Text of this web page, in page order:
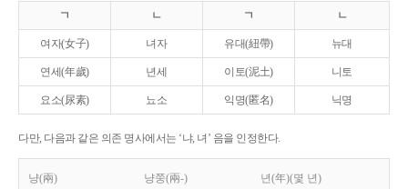
ㄱ ㄴ ㄱ ㄴ
여자(女子) 녀자 유대(紐帶) 뉴대
연세(年歲) 년세 이토(泥土) 니토
요소(尿素) 뇨소 익명(匿名) 닉명
다만, 다음과 같은 의존 명사에서는 ‘냐, 녀’ 음을 인정한다.
냥(兩) 냥쭝(兩-) 년(年)(몇 년)